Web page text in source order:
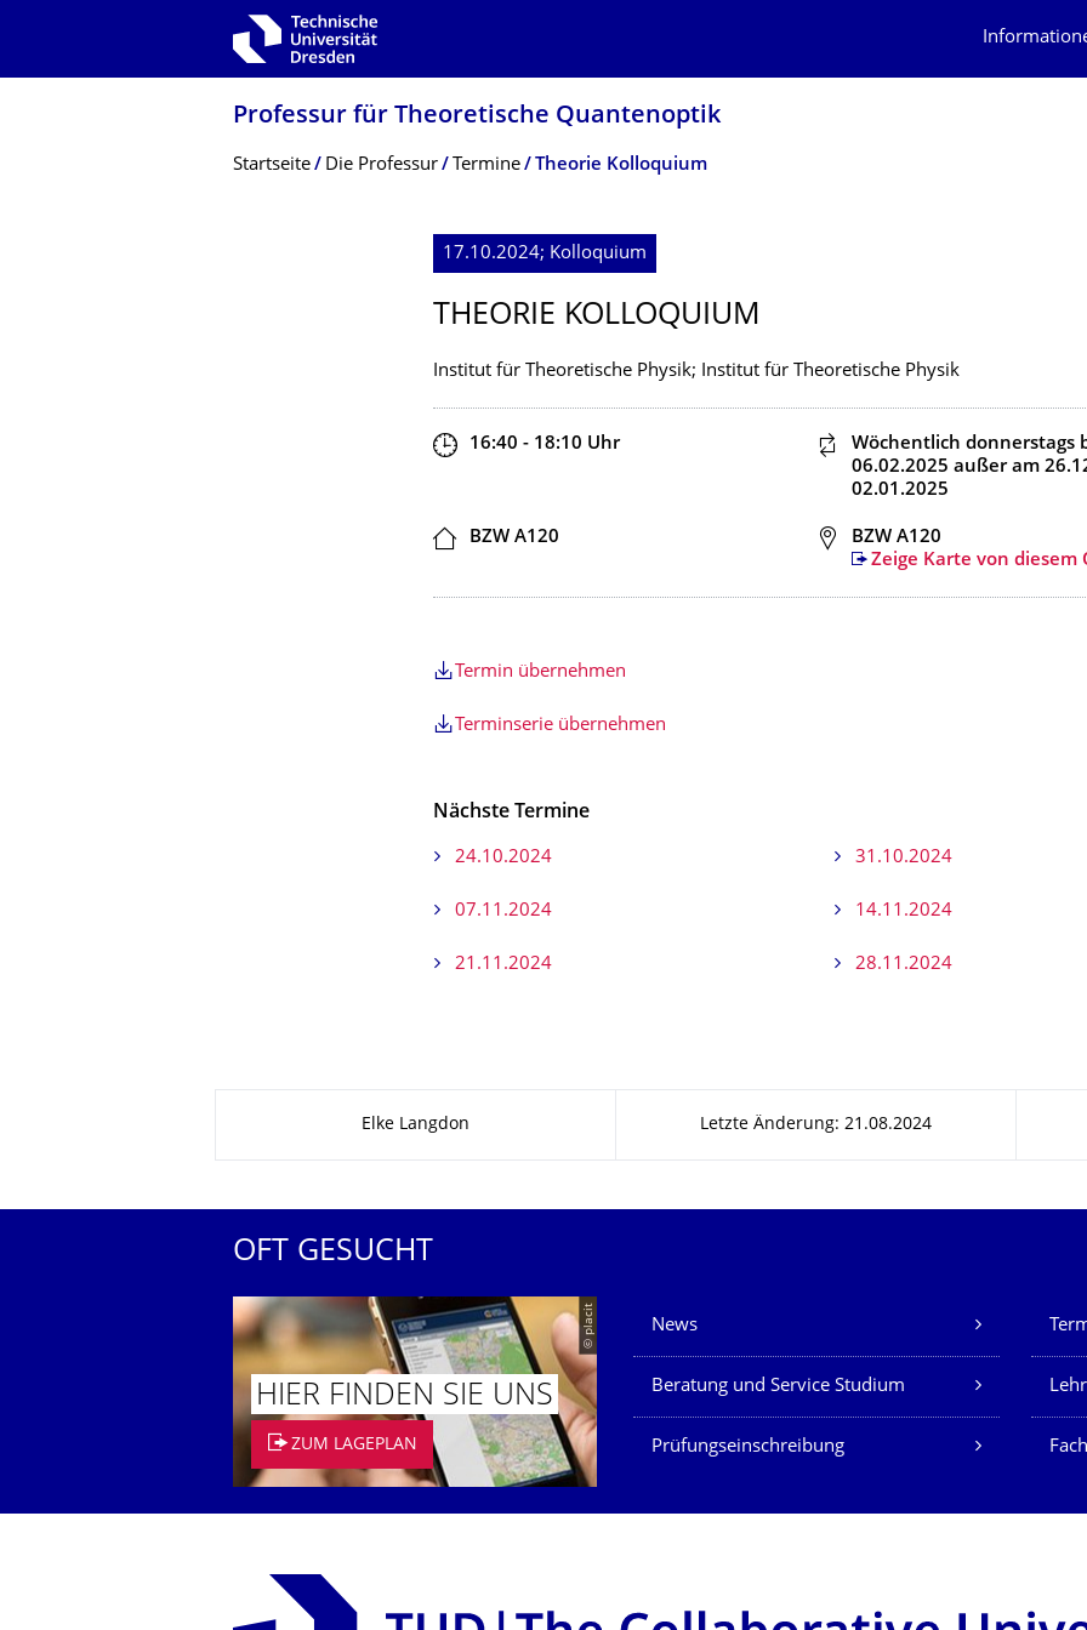
Zur Hauptnavigation springen
Professur für Theoretische Quantenoptik
Breadcrumb-Menü
Startseite Die Professur Termine Theorie Kolloquium
17.10.2024; Kolloquium
THEORIE KOLLOQUIUM
Institut für Theoretische Physik; Institut für Theoretische Physik
Zeit
16:40 - 18:10 Uhr Dieser Termin wiederholt
Wöchentlich donnerstags
06.02.2025 außer am
02.01.2025
Ort
BZW A120 Adresse
BZW A120
Zeige Karte von diesem
Termin übernehmen
Terminserie übernehmen
Nächste Termine
24.10.2024 31.10.2024
07.11.2024 14.11.2024
21.11.2024 28.11.2024
Elke Langdon Letzte Änderung: 21.08.2024
OFT GESUCHT
© placit
HIER FINDEN SIE UNS
ZUM LAGEPLAN
Unsere Dienste
News
Beratung und Service Studium
Prüfungseinschreibung